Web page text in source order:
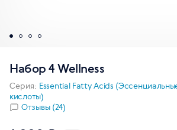
Набор 4 Wellness
Серия: Essential Fatty Acids
кислоты)
Отзывы (24)